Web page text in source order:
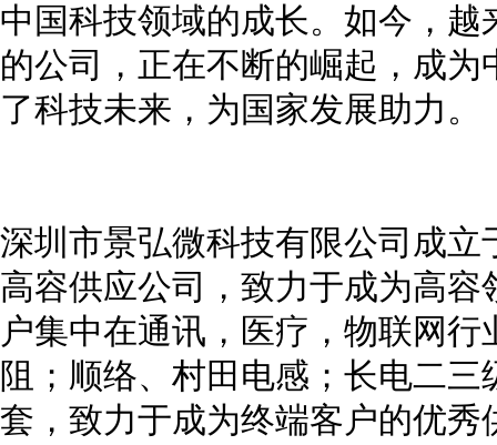
中国科技领域的成长。如今，
的公司，正在不断的崛起，成
了科技未来，为国家发展助力。
深圳市景弘微科技有限公司成
高容供应公司，致力于成为高
户集中在通讯，医疗，物联网
阻；顺络、村田电感；长电二
套，致力于成为终端客户的优